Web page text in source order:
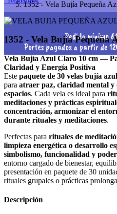
Pedido mínimo
Portes pagados a partir de
1352 - Vela Bujía Pequeña
1352 - Vela Bujía Pequeña
Vela Bujía Azul Claro 10 cm —
Claridad y Energía Positiva
Este paquete de 30 velas bujía
para atraer paz, claridad mental
espacios. Cada vela es ideal para
meditaciones y prácticas
concentración, armonizar el
durante rituales y meditaciones.
Perfectas para rituales de
limpieza energética o desarrollo
simbolismo, funcionalidad y
entorno cargado de bienestar,
presentación en paquete de 30
rituales grupales o prácticas
Descripción